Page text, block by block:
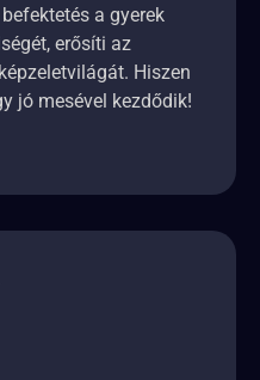
a gyerek
erősíti az
Hiszen
jó mesével kezdődik!